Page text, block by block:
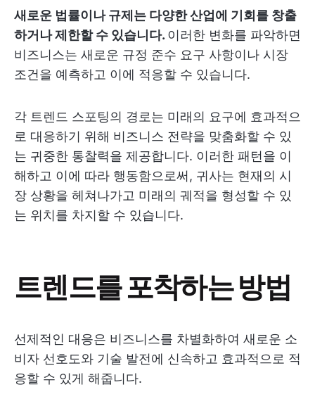
새로운 법률이나 규제는 다양한 산업에 기회를 창출
하거나 제한할 수 있습니다. 이러한 변화를 파악하면
비즈니스는 새로운 규정 준수 요구 사항이나 시장
조건을 예측하고 이에 적응할 수 있습니다.
각 트렌드 스포팅의 경로는 미래의 요구에 효과적으
로 대응하기 위해 비즈니스 전략을 맞춤화할 수 있
는 귀중한 통찰력을 제공합니다. 이러한 패턴을 이
해하고 이에 따라 행동함으로써, 귀사는 현재의 시
장 상황을 헤쳐나가고 미래의 궤적을 형성할 수 있
는 위치를 차지할 수 있습니다.
트렌드를 포착하는 방법
선제적인 대응은 비즈니스를 차별화하여 새로운 소
비자 선호도와 기술 발전에 신속하고 효과적으로 적
응할 수 있게 해줍니다.